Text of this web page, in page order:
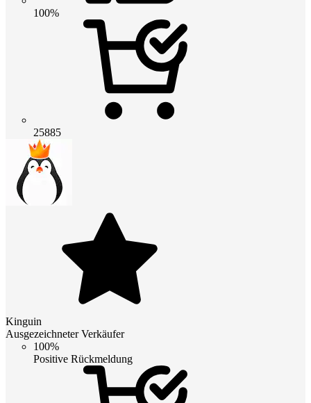
100%
25885
Kinguin
Ausgezeichneter Verkäufer
100%
Positive Rückmeldung